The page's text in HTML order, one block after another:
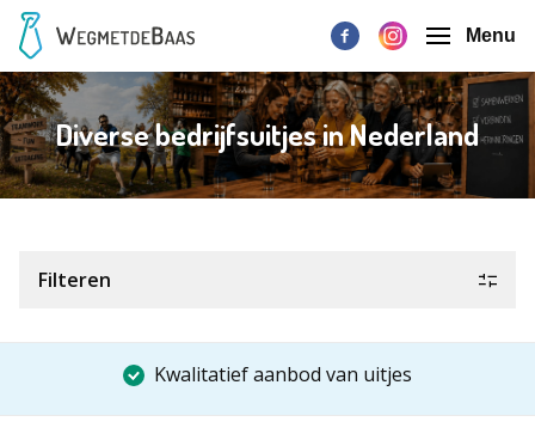
Menu
Diverse bedrijfsuitjes in Nederland
Filteren
Kwalitatief aanbod van uitjes